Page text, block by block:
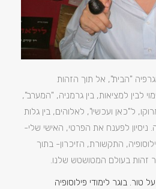
"הבית", אל תוך הזהות
לבין למציאות, בין גרמניה, "המערב",
ל"כאן ועכשיו", לאלוהים, בין גלות
ניסיון לפענח את הפרטי, האישי שלי-
התקשורת, הזיכרון- בתוך
זהות בעולם המטושטש שלנו.
טור. בוגר לימודי פילוסופיה